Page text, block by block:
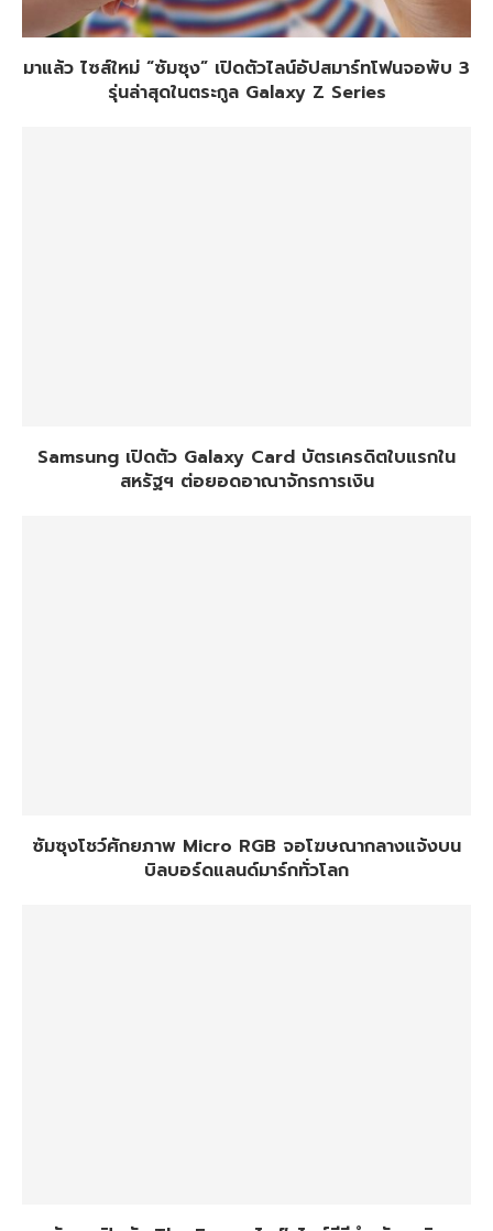
มาแล้ว ไซส์ใหม่ “ซัมซุง” เปิดตัวไลน์อัปสมาร์ทโฟนจอพับ 3
รุ่นล่าสุดในตระกูล Galaxy Z Series
Samsung เปิดตัว Galaxy Card บัตรเครดิตใบแรกใน
สหรัฐฯ ต่อยอดอาณาจักรการเงิน
ซัมซุงโชว์ศักยภาพ Micro RGB จอโฆษณากลางแจ้งบน
บิลบอร์ดแลนด์มาร์กทั่วโลก